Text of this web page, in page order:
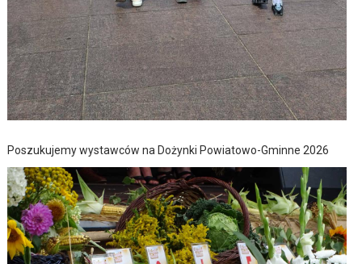
Poszukujemy wystawców na Dożynki Powiatowo-Gminne 2026